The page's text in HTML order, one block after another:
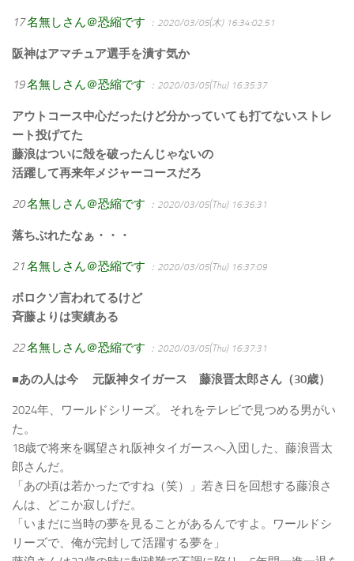
17名無しさん＠恐縮です ：2020/03/05(木) 16:34:02.51
阪神はアマチュア選手を潰す気か
19名無しさん＠恐縮です ：2020/03/05(Thu) 16:35:37
アウトコース中心だったけど分かっていても打てないストレ
ート投げてた
藤浪はついに殻を破ったんじゃないの
活躍して再来年メジャーコースだろ
20名無しさん＠恐縮です ：2020/03/05(Thu) 16:36:31
落ちぶれたなぁ・・・
21名無しさん＠恐縮です ：2020/03/05(Thu) 16:37:09
ボロクソ言われてるけど
斉藤よりは実績ある
22名無しさん＠恐縮です ：2020/03/05(Thu) 16:37:31
■あの人は今 元阪神タイガース 藤浪晋太郎さん（30歳）
2024年、ワールドシリーズ。 それをテレビで見つめる男がい
た。
18歳で将来を嘱望され阪神タイガースへ入団した、藤浪晋太
郎さんだ。
「あの頃は若かったですね（笑）」若き日を回想する藤浪さ
んは、どこか寂しげだ。
「いまだに当時の夢を見ることがあるんですよ。ワールドシ
リーズで、俺が完封して活躍する夢を」